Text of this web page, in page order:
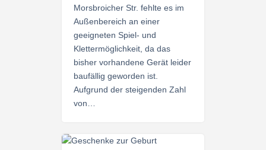
Morsbroicher Str. fehlte es im
Außenbereich an einer
geeigneten Spiel- und
Klettermöglichkeit, da das
bisher vorhandene Gerät leider
baufällig geworden ist.
Aufgrund der steigenden Zahl
von…